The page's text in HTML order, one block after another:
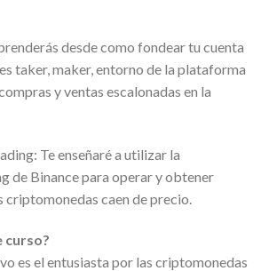
desde como fondear tu cuenta
taker, maker, entorno de la plataforma
y ventas escalonadas en la
Te enseñaré a utilizar la
de Binance para operar y obtener
caen de precio.
curso?
es el entusiasta por las criptomonedas